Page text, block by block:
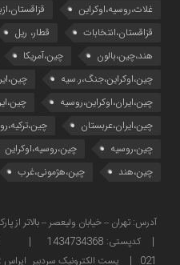
غلات،روسیه،اوکراین
قزاقستان،انتخابات
قطار، ریل
هند،چین،بالون
چین،آمریکا
چین،اوکراین،جنگ،ر.سیه
چین،ایران،اوکراین،روسیه
چین،ایران،عربستان
چین،روسیه
چین،روسیه،اوکراین
چین،هند
چین،هژمونی،غرب
021 | پست الکترونیک سردبیر ایراس : sardabir@iras.ir |